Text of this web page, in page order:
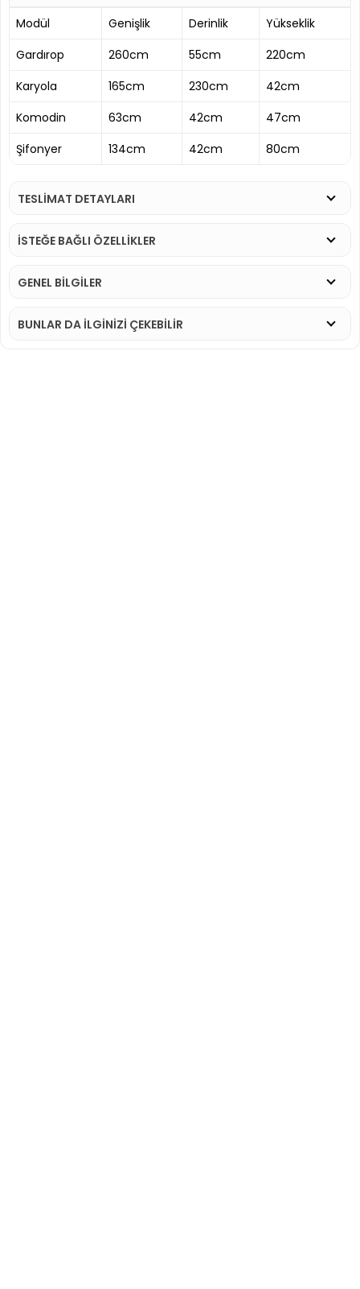
Modül
Genişlik Derinlik
Yükseklik
Gardırop
260cm 55cm
220cm
Karyola
165cm 230cm
42cm
Komodin
63cm 42cm
47cm
Şifonyer
134cm 42cm 80cm
TESLİMAT DETAYLARI
İSTEĞE BAĞLI ÖZELLİKLER
GENEL BİLGİLER
BUNLAR DA İLGINIZI ÇEKEBILIR